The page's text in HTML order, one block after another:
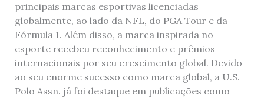
principais marcas esportivas licenciadas
globalmente, ao lado da NFL, do PGA Tour e da
Fórmula 1. Além disso, a marca inspirada no
esporte recebeu reconhecimento e prêmios
internacionais por seu crescimento global. Devido
ao seu enorme sucesso como marca global, a U.S.
Polo Assn. já foi destaque em publicações como